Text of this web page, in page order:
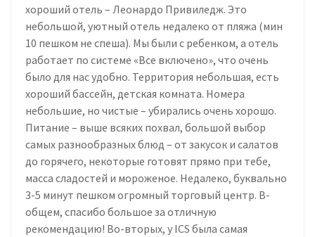
хороший отель – Леонардо Привиледж. Это
небольшой, уютный отель недалеко от пляжа (мин
10 пешком не спеша). Мы были с ребенком, а отель
работает по системе «Все включено», что очень
было для нас удобно. Территория небольшая, есть
хороший бассейн, детская комната. Номера
небольшие, но чистые – убирались очень хорошо.
Питание – выше всяких похвал, большой выбор
самых разнообразных блюд – от закусок и салатов
до горячего, некоторые готовят прямо при тебе,
масса сладостей и мороженое. Недалеко, буквально
3-5 минут пешком огромный торговый центр. В-
общем, спасибо большое за отличную
рекомендацию! Во-вторых, у ICS была самая